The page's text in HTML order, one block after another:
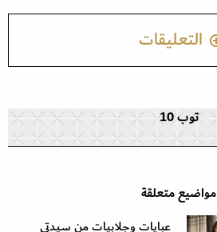
التعليقات
توب 10
مواضيع متعلقة
عبايات وجلابيات من سيدتي